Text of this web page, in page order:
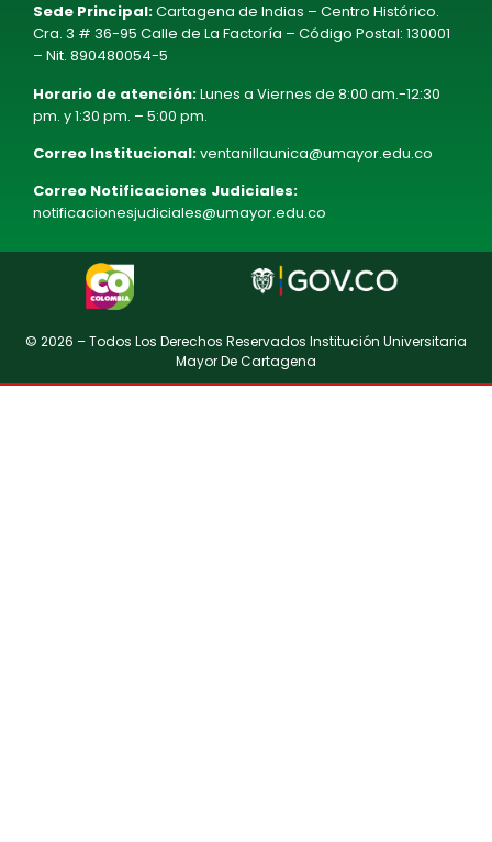
Sede Principal:Cartagena de Indias – Centro Histórico.
Cra. 3 # 36-95 Calle de La Factoría – Código Postal: 130001
– Nit. 890480054-5
Horario de atención:Lunes a Viernes de 8:00 am.-12:30
pm. y 1:30 pm. – 5:00 pm.
Correo Institucional:ventanillaunica@umayor.edu.co
Correo Notificaciones Judiciales:
notificacionesjudiciales@umayor.edu.co
© 2026 – Todos Los Derechos Reservados Institución Universitaria
Mayor De Cartagena